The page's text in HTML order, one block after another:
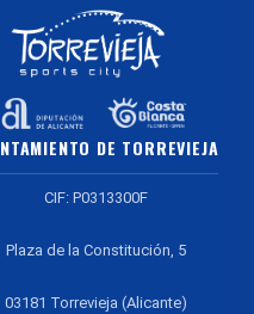
DE TORREVIEJA
CIF: P0313300F
Plaza de la Constitución, 5
03181 Torrevieja (Alicante)